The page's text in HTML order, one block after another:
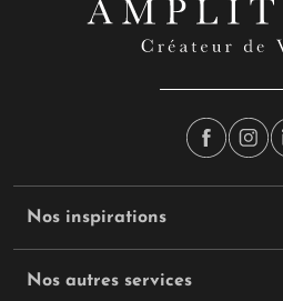
Nos inspirations
Nos autres services